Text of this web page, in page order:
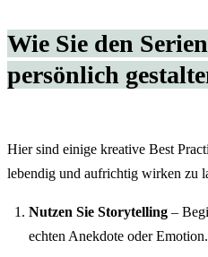
Wie Sie den
persönlich
Hier sind einige kreative Best
lebendig und aufrichtig wirken zu
Nutzen Sie Storytelling –
echten Anekdote oder Emotion.